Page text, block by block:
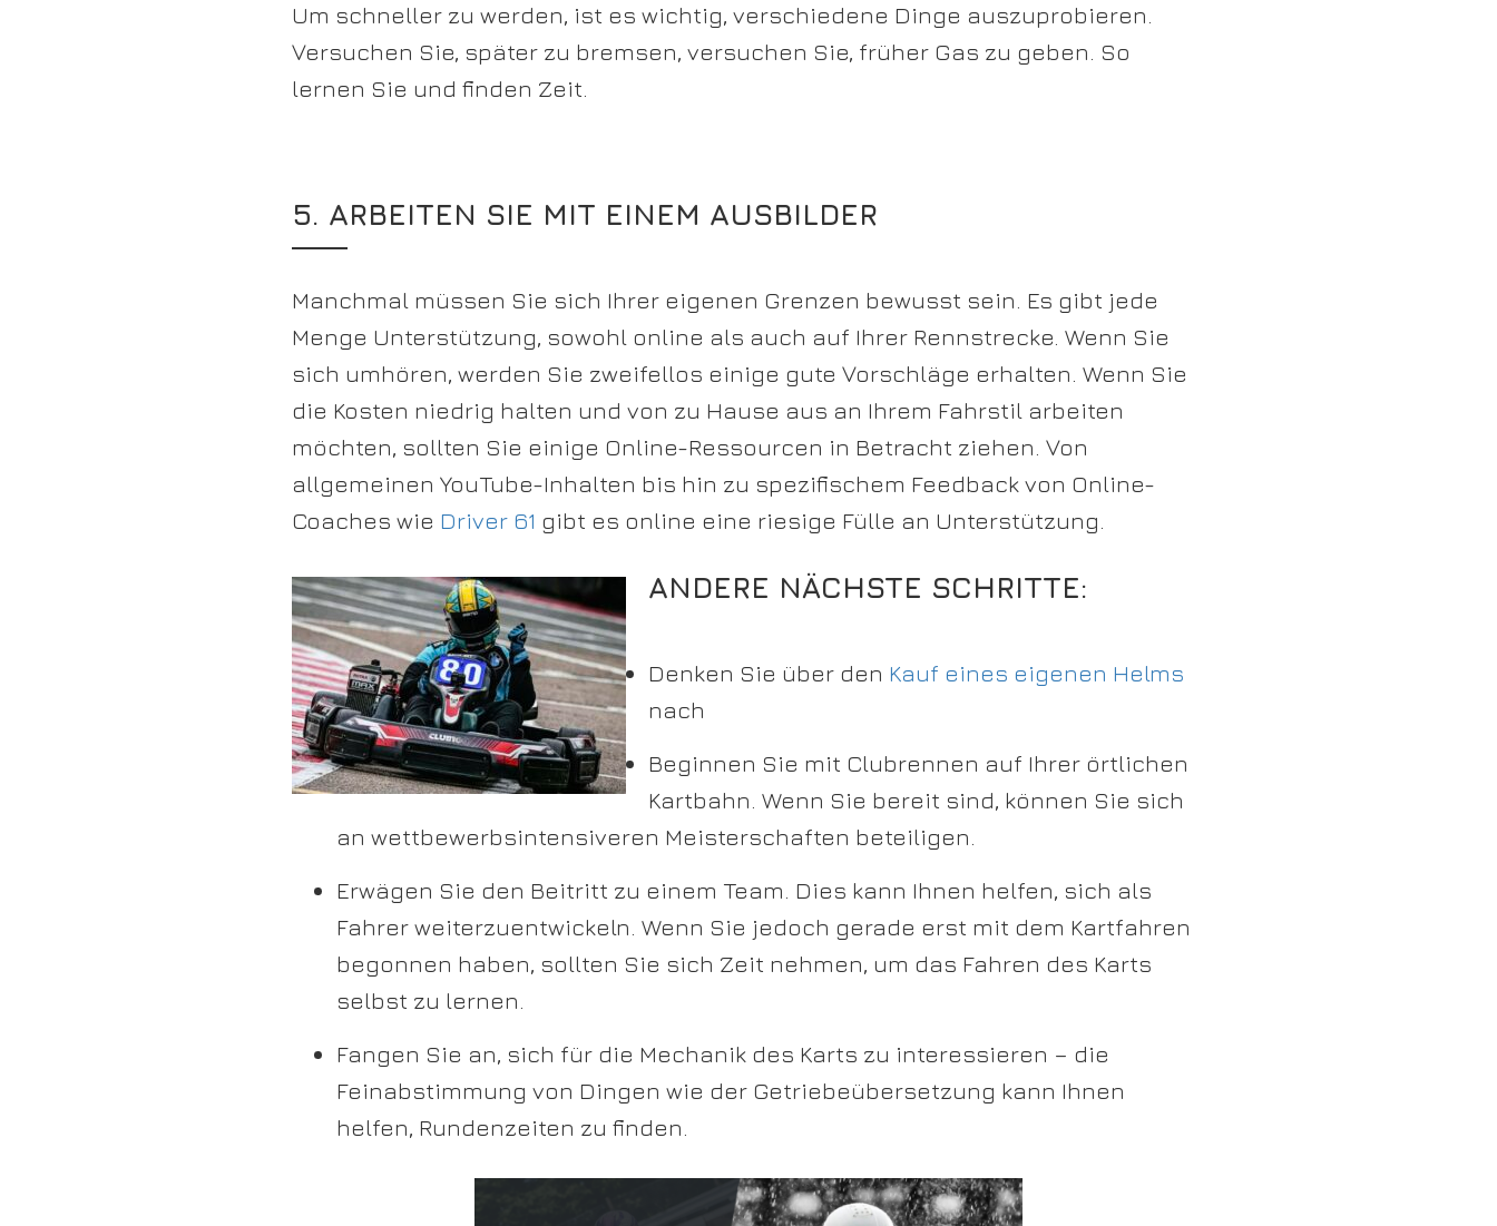
Um schneller zu werden, ist es wichtig, verschiedene Dinge auszuprobieren.
Versuchen Sie, später zu bremsen, versuchen Sie, früher Gas zu geben. So
lernen Sie und finden Zeit.
5. ARBEITEN SIE MIT EINEM AUSBILDER
Manchmal müssen Sie sich Ihrer eigenen Grenzen bewusst sein. Es gibt jede
Menge Unterstützung, sowohl online als auch auf Ihrer Rennstrecke. Wenn Sie
sich umhören, werden Sie zweifellos einige gute Vorschläge erhalten. Wenn Sie
die Kosten niedrig halten und von zu Hause aus an Ihrem Fahrstil arbeiten
möchten, sollten Sie einige Online-Ressourcen in Betracht ziehen. Von
allgemeinen YouTube-Inhalten bis hin zu spezifischem Feedback von Online-
Coaches wie Driver 61 gibt es online eine riesige Fülle an Unterstützung.
ANDERE NÄCHSTE SCHRITTE:
Denken Sie über den Kauf eines eigenen Helms
nach
Beginnen Sie mit Clubrennen auf Ihrer örtlichen
Kartbahn. Wenn Sie bereit sind, können Sie sich
an wettbewerbsintensiveren Meisterschaften beteiligen.
Erwägen Sie den Beitritt zu einem Team. Dies kann Ihnen helfen, sich als
Fahrer weiterzuentwickeln. Wenn Sie jedoch gerade erst mit dem Kartfahren
begonnen haben, sollten Sie sich Zeit nehmen, um das Fahren des Karts
selbst zu lernen.
Fangen Sie an, sich für die Mechanik des Karts zu interessieren – die
Feinabstimmung von Dingen wie der Getriebeübersetzung kann Ihnen
helfen, Rundenzeiten zu finden.